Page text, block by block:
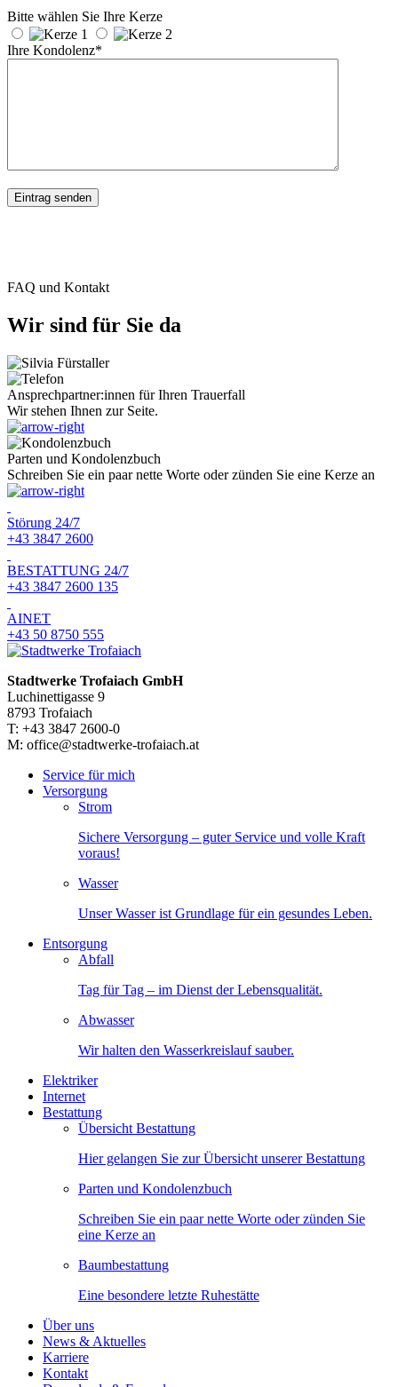
Bitte wählen Sie Ihre Kerze
Ihre Kondolenz*
FAQ und Kontakt
Wir sind für Sie da
Ansprechpartner:innen für Ihren Trauerfall
Wir stehen Ihnen zur Seite.
Parten und Kondolenzbuch
Schreiben Sie ein paar nette Worte oder zünden Sie eine Kerze an
Störung 24/7
+43 3847 2600
BESTATTUNG 24/7
+43 3847 2600 135
AINET
+43 50 8750 555
Stadtwerke Trofaiach GmbH
Luchinettigasse 9
8793 Trofaiach
T: +43 3847 2600-0
M: office@stadtwerke-trofaiach.at
Service für mich
Versorgung
Strom
Sichere Versorgung – guter Service und volle Kraft
voraus!
Wasser
Unser Wasser ist Grundlage für ein gesundes Leben.
Entsorgung
Abfall
Tag für Tag – im Dienst der Lebensqualität.
Abwasser
Wir halten den Wasserkreislauf sauber.
Elektriker
Internet
Bestattung
Übersicht Bestattung
Hier gelangen Sie zur Übersicht unserer Bestattung
Parten und Kondolenzbuch
Schreiben Sie ein paar nette Worte oder zünden Sie
eine Kerze an
Baumbestattung
Eine besondere letzte Ruhestätte
Über uns
News & Aktuelles
Karriere
Kontakt